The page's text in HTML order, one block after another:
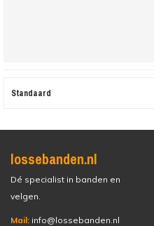
Standaard
lossebanden.nl
Dé specialist in banden en
velgen.
Mail: info@lossebanden.nl